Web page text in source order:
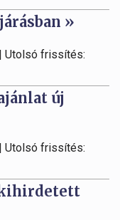
»
Utolsó frissítés:
új
Utolsó frissítés: